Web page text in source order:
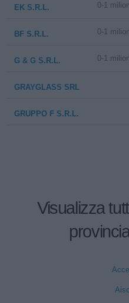
EK S.R.L. 0-1
BF S.R.L. 0-1
G & G S.R.L. 0-1
GRAYGLASS SRL
GRUPPO F S.R.L.
Visualizza